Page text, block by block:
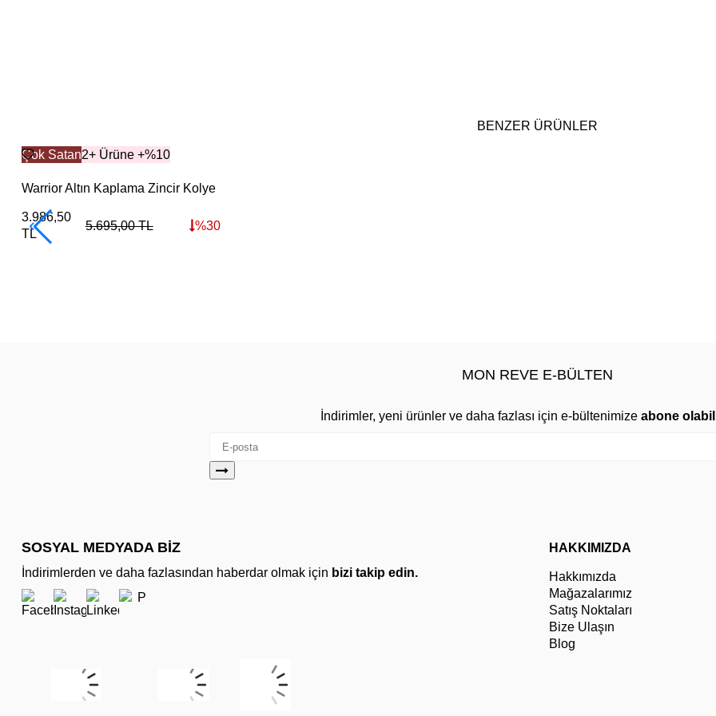
BENZER ÜRÜNLER
Çok Satan2+ Ürüne +%10
Warrior Altın Kaplama Zincir Kolye
3.986,50
TL
5.695,00TL %30
MON REVE E-BÜLTEN
İndirimler, yeni ürünler ve daha fazlası için e-bültenimize abone
SOSYAL MEDYADA BİZ
İndirimlerden ve daha fazlasından haberdar olmak için bizi takip edin.
HAKKIMIZDA
Hakkımızda
Mağazalarımız
Satış Noktaları
Bize Ulaşın
Blog